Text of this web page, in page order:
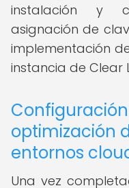
instalación y
asignación de
implementación
instancia de Clear
optimización
entornos
Una vez